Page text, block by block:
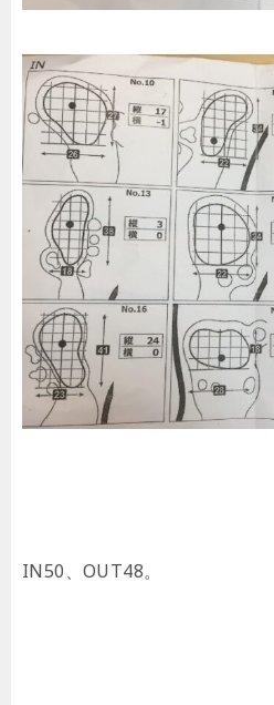
IN50、OUT48。